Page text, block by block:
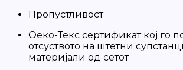
Пропустливост
Оеко-Текс сертификат кој го
отсуството на штетни
материјали од сетот